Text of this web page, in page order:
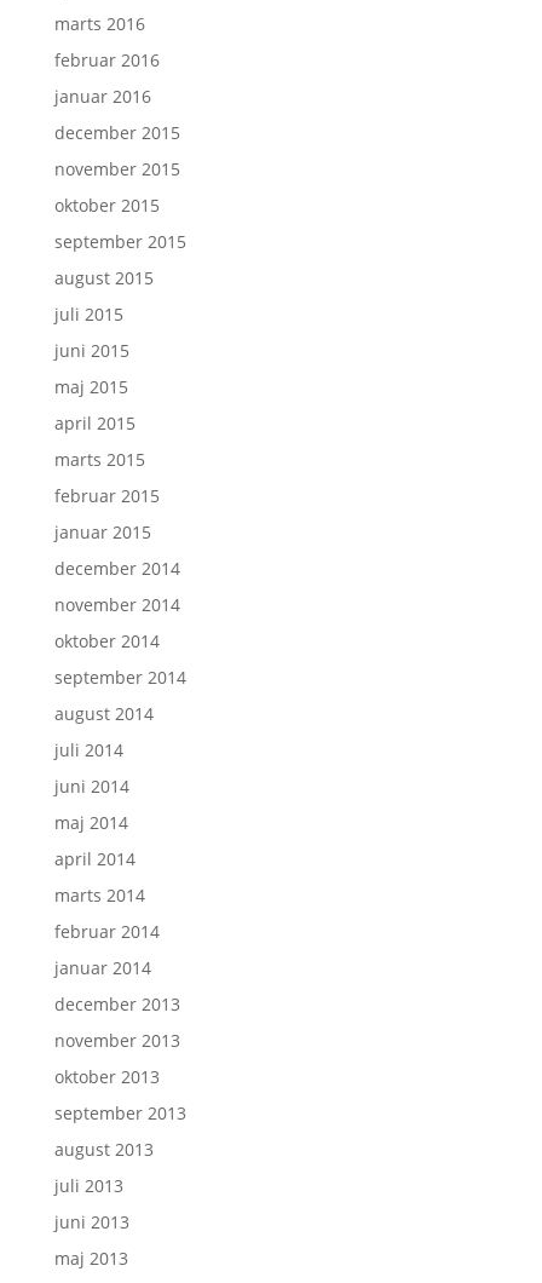
marts 2016
februar 2016
januar 2016
december 2015
november 2015
oktober 2015
september 2015
august 2015
juli 2015
juni 2015
maj 2015
april 2015
marts 2015
februar 2015
januar 2015
december 2014
november 2014
oktober 2014
september 2014
august 2014
juli 2014
juni 2014
maj 2014
april 2014
marts 2014
februar 2014
januar 2014
december 2013
november 2013
oktober 2013
september 2013
august 2013
juli 2013
juni 2013
maj 2013